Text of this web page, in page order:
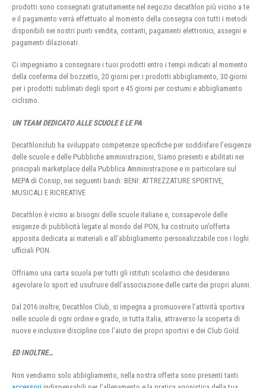
prodotti sono consegnati gratuitamente nel negozio decathlon più vicino a te
e il pagamento verrà effettuato al momento della consegna con tutti i metodi
disponibili nei nostri punti vendita, contanti, pagamenti elettronici, assegni e
pagamenti dilazionati.
Ci impegniamo a consegnare i tuoi prodotti entro i tempi indicati al momento
della conferma del bozzetto, 20 giorni per i prodotti abbigliamento, 30 giorni
per i prodotti sublimati degli sport e 45 giorni per costumi e abbigliamento
ciclismo.
UN TEAM DEDICATO ALLE SCUOLE E LE PA
Decathlonclub ha sviluppato competenze specifiche per soddisfare l’esigenze
delle scuole e delle Pubbliche amministrazioni, Siamo presenti e abilitati nei
principali marketplace della Pubblica Amministrazione e in particolare sul
MEPA di Consip, nei seguenti bandi: BENI: ATTREZZATURE SPORTIVE,
MUSICALI E RICREATIVE
Decathlon è vicino ai bisogni delle scuole italiane e, consapevole delle
esigenze di pubblicità legate al mondo del PON, ha costruito un’offerta
apposita dedicata ai materiali e all’abbigliamento personalizzabile con i loghi
ufficiali PON.
Offriamo una carta scuola per tutti gli istituti scolastici che desiderano
agevolare lo sport ed usufruire dell’associazione delle carte dei propri alunni.
Dal 2016 inoltre, Decathlon Club, si impegna a promuovere l’attività sportiva
nelle scuole di ogni ordine e grado, in tutta Italia, attraverso la scoperta di
nuove e inclusive discipline con l’aiuto dei propri sportivi e dei Club Gold.
ED INOLTRE…
Non vendiamo solo abbigliamento, nella nostra offerta sono presenti tanti